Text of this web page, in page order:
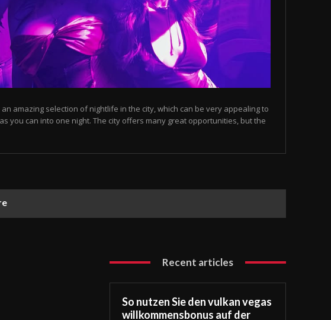
an amazing selection of nightlife in the city, which can be very appealing to
you can into one night. The city offers many great opportunities, but the
Recent articles
So nutzen Sie den vulkan vegas
willkommensbonus auf der